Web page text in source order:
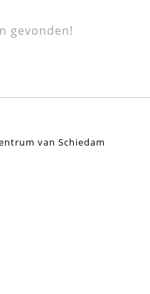
gevonden!
van Schiedam